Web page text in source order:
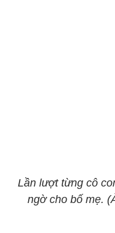
Lần lượt từng cô
ngờ cho bố mẹ.